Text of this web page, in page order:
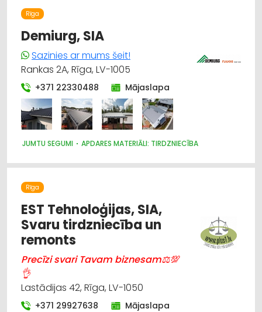
Rīga
Demiurg, SIA
Sazinies ar mums šeit!
Rankas 2A, Rīga, LV-1005
+371 22330488 Mājaslapa
JUMTU SEGUMI APDARES MATERIĀLI: TIRDZNIECĪBA
Rīga
EST Tehnoloģijas, SIA,
Svaru tirdzniecība un
remonts
Precīzi svari Tavam biznesam⚖💯
👌
Lastādijas 42, Rīga, LV-1050
+371 29927638 Mājaslapa